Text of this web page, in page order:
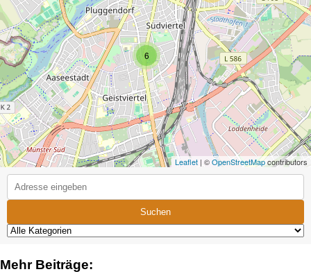
6
Leaflet | ©OpenStreetMapcontributors
Suchen
Mehr Beiträge: